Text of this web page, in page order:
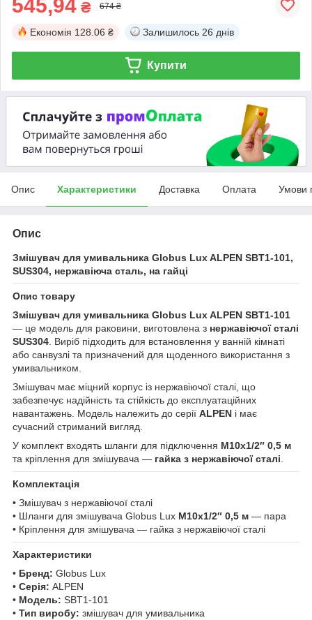
545,94 ₴ 674 ₴
Економія 128.06 ₴ Залишилось 26 днів
Купити
Опис Характеристики Доставка Оплата Умови
Опис
Змішувач для умивальника Globus Lux ALPEN SBT1-101,
SUS304, нержавіюча сталь, на гайці
Опис товару
Змішувач для умивальника Globus Lux ALPEN SBT1-101
— це модель для раковини, виготовлена з нержавіючої сталі
SUS304. Виріб підходить для встановлення у ванній кімнаті
або санвузлі та призначений для щоденного використання з
умивальником.
Змішувач має міцний корпус із нержавіючої сталі, що
забезпечує надійність та стійкість до експлуатаційних
навантажень. Модель належить до серії ALPEN і має
сучасний стриманий вигляд.
У комплект входять шланги для підключення М10х1/2″ 0,5 м
та кріплення для змішувача — гайка з нержавіючої сталі.
Комплектація
• Змішувач з нержавіючої сталі
• Шланги для змішувача Globus Lux М10х1/2″ 0,5 м — пара
• Кріплення для змішувача — гайка з нержавіючої сталі
Характеристики
• Бренд: Globus Lux
• Серія: ALPEN
• Модель: SBT1-101
• Тип виробу: змішувач для умивальника